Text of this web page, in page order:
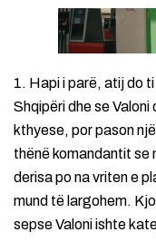
1. Hapi i parë, atij do
Shqipëri dhe se
kthyese, por pason
thënë komandantit se
derisa po na vriten e
mund të largohem.
sepse Valoni ishte